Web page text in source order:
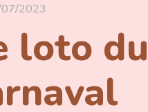
2023
loto